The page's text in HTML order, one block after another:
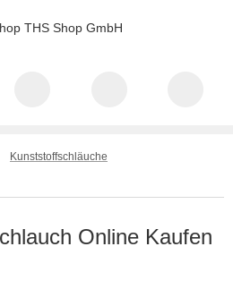
Kunststoffschläuche
Online Kaufen